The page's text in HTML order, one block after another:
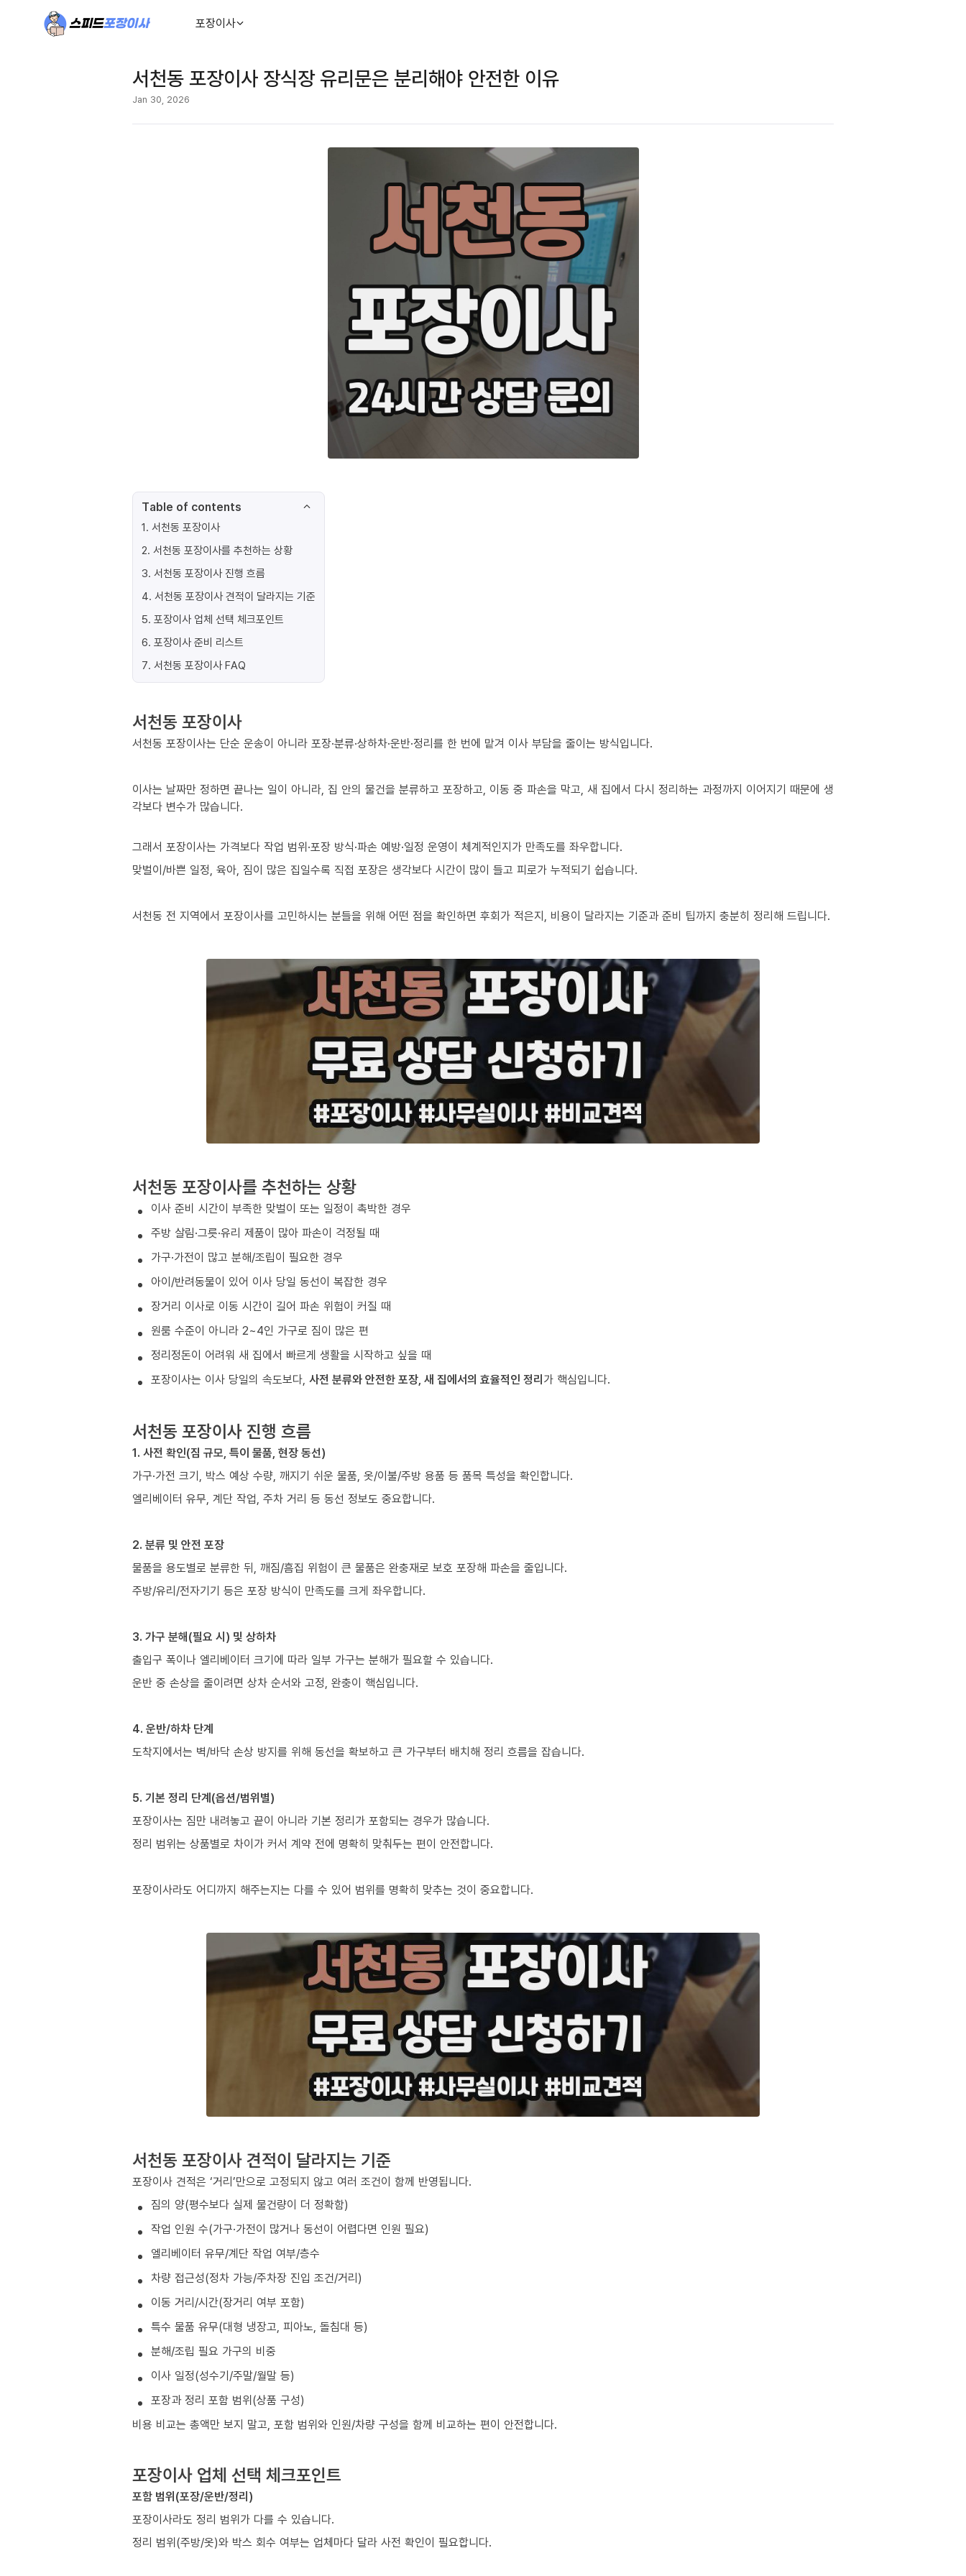
포장이사
서천동 포장이사 장식장 유리문은 분리해야 안전한 이유
Jan 30, 2026
Table of contents
1. 서천동 포장이사
2. 서천동 포장이사를 추천하는 상황
3. 서천동 포장이사 진행 흐름
4. 서천동 포장이사 견적이 달라지는 기준
5. 포장이사 업체 선택 체크포인트
6. 포장이사 준비 리스트
7. 서천동 포장이사 FAQ
서천동 포장이사
서천동 포장이사는 단순 운송이 아니라 포장·분류·상하차·운반·정리를 한 번에 맡겨 이사 부담을 줄이는 방식입니다.
이사는 날짜만 정하면 끝나는 일이 아니라, 집 안의 물건을 분류하고 포장하고, 이동 중 파손을 막고, 새 집에서 다시 정리하는 과정까지 이어지기 때문에 생
각보다 변수가 많습니다.
그래서 포장이사는 가격보다 작업 범위·포장 방식·파손 예방·일정 운영이 체계적인지가 만족도를 좌우합니다.
맞벌이/바쁜 일정, 육아, 짐이 많은 집일수록 직접 포장은 생각보다 시간이 많이 들고 피로가 누적되기 쉽습니다.
서천동 전 지역에서 포장이사를 고민하시는 분들을 위해 어떤 점을 확인하면 후회가 적은지, 비용이 달라지는 기준과 준비 팁까지 충분히 정리해 드립니다.
서천동 포장이사를 추천하는 상황
이사 준비 시간이 부족한 맞벌이 또는 일정이 촉박한 경우
주방 살림·그릇·유리 제품이 많아 파손이 걱정될 때
가구·가전이 많고 분해/조립이 필요한 경우
아이/반려동물이 있어 이사 당일 동선이 복잡한 경우
장거리 이사로 이동 시간이 길어 파손 위험이 커질 때
원룸 수준이 아니라 2~4인 가구로 짐이 많은 편
정리정돈이 어려워 새 집에서 빠르게 생활을 시작하고 싶을 때
포장이사는 이사 당일의 속도보다, 사전 분류와 안전한 포장, 새 집에서의 효율적인 정리가 핵심입니다.
서천동 포장이사 진행 흐름
1. 사전 확인(짐 규모, 특이 물품, 현장 동선)
가구·가전 크기, 박스 예상 수량, 깨지기 쉬운 물품, 옷/이불/주방 용품 등 품목 특성을 확인합니다.
엘리베이터 유무, 계단 작업, 주차 거리 등 동선 정보도 중요합니다.
2. 분류 및 안전 포장
물품을 용도별로 분류한 뒤, 깨짐/흠집 위험이 큰 물품은 완충재로 보호 포장해 파손을 줄입니다.
주방/유리/전자기기 등은 포장 방식이 만족도를 크게 좌우합니다.
3. 가구 분해(필요 시) 및 상하차
출입구 폭이나 엘리베이터 크기에 따라 일부 가구는 분해가 필요할 수 있습니다.
운반 중 손상을 줄이려면 상차 순서와 고정, 완충이 핵심입니다.
4. 운반/하차 단계
도착지에서는 벽/바닥 손상 방지를 위해 동선을 확보하고 큰 가구부터 배치해 정리 흐름을 잡습니다.
5. 기본 정리 단계(옵션/범위별)
포장이사는 짐만 내려놓고 끝이 아니라 기본 정리가 포함되는 경우가 많습니다.
정리 범위는 상품별로 차이가 커서 계약 전에 명확히 맞춰두는 편이 안전합니다.
포장이사라도 어디까지 해주는지는 다를 수 있어 범위를 명확히 맞추는 것이 중요합니다.
서천동 포장이사 견적이 달라지는 기준
포장이사 견적은 ‘거리’만으로 고정되지 않고 여러 조건이 함께 반영됩니다.
짐의 양(평수보다 실제 물건량이 더 정확함)
작업 인원 수(가구·가전이 많거나 동선이 어렵다면 인원 필요)
엘리베이터 유무/계단 작업 여부/층수
차량 접근성(정차 가능/주차장 진입 조건/거리)
이동 거리/시간(장거리 여부 포함)
특수 물품 유무(대형 냉장고, 피아노, 돌침대 등)
분해/조립 필요 가구의 비중
이사 일정(성수기/주말/월말 등)
포장과 정리 포함 범위(상품 구성)
비용 비교는 총액만 보지 말고, 포함 범위와 인원/차량 구성을 함께 비교하는 편이 안전합니다.
포장이사 업체 선택 체크포인트
포함 범위(포장/운반/정리)
포장이사라도 정리 범위가 다를 수 있습니다.
정리 범위(주방/옷)와 박스 회수 여부는 업체마다 달라 사전 확인이 필요합니다.